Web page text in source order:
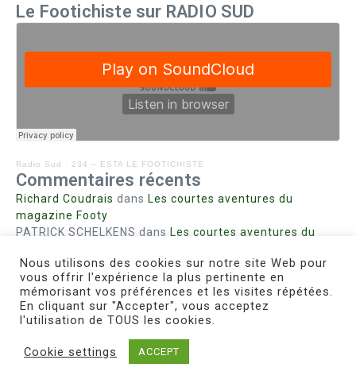
Le Footichiste sur RADIO SUD
Radio Sud · 234 – ESTA LE FOOTICHISTE
Commentaires récents
Richard Coudrais dans Les courtes aventures du
magazine Footy
PATRICK SCHELKENS dans Les courtes aventures du
Bohn fabiennedans Intrigues sanglantes à Mulhouse
Steph. RUTA dansLust for Nice
MIRMANDdansPieds agiles et champignons
Copyright © 2026 Le Footichiste | Réalisé par
Nous utilisons des cookies sur notre site Web pour
vous offrir l'expérience la plus pertinente en
mémorisant vos préférences et les visites répétées.
En cliquant sur "Accepter", vous acceptez
l'utilisation de TOUS les cookies.
Cookie settings ACCEPT